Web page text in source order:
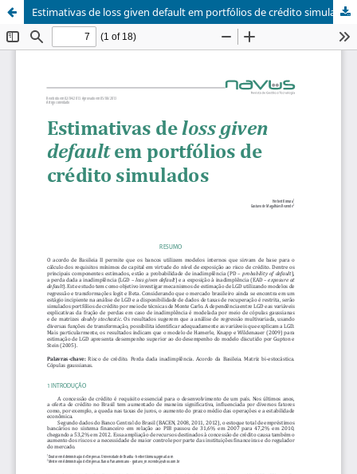
Estimativas de loss given default em portfólios de crédito simulados